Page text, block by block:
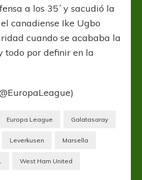
a los 35´ y sacudió la
canadiense Ike Ugbo
cuando se acababa la
todo por definir en la
Europa League Galatasaray
Leverkusen Marsella
West Ham United